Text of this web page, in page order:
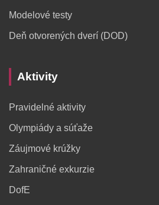
Modelové testy
Deň otvorených dverí (DOD)
Aktivity
Pravidelné aktivity
Olympiády a súťaže
Záujmové krúžky
Zahraničné exkurzie
DofE